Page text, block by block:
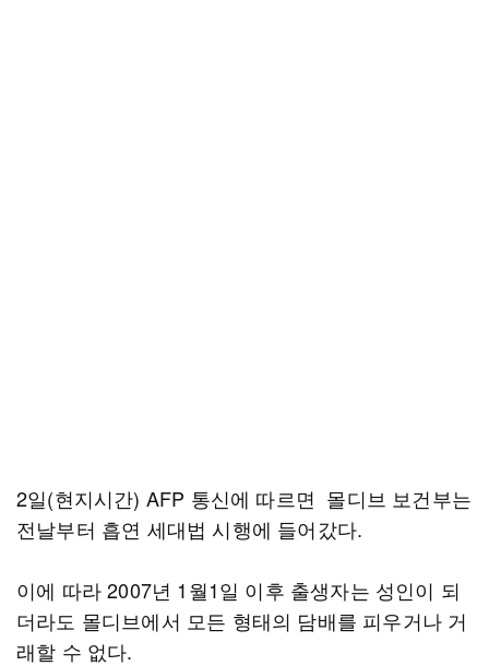
2일(현지시간) AFP 통신에 따르면 몰디브 보건부는
전날부터 흡연 세대법 시행에 들어갔다.
이에 따라 2007년 1월1일 이후 출생자는 성인이 되
더라도 몰디브에서 모든 형태의 담배를 피우거나 거
래할 수 없다.